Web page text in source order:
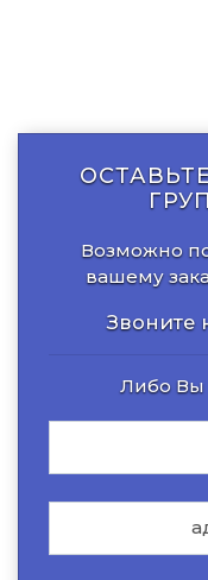
Возможно
вашему
Звоните
Либо Вы